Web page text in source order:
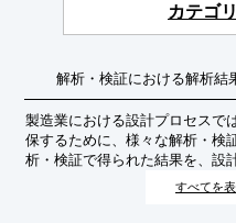
カテゴ
解析・検証における解析結
製造業における設計プロセスで
保するために、様々な解析・検
析・検証で得られた結果を、設
ことで、設計の早期改善や手戻
目指します。これは、設計思想
すべてを